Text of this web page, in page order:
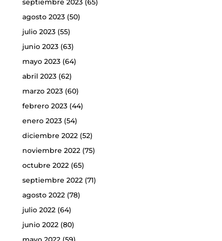
septiembre 2023(65)
agosto 2023(50)
julio 2023(55)
junio 2023(63)
mayo 2023(64)
abril 2023(62)
marzo 2023(60)
febrero 2023(44)
enero 2023(54)
diciembre 2022(52)
noviembre 2022(75)
octubre 2022(65)
septiembre 2022(71)
agosto 2022(78)
julio 2022(64)
junio 2022(80)